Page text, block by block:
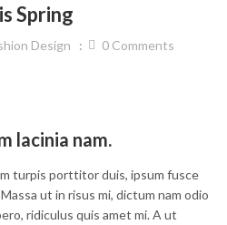
Spring
Design 0Comments
lacinia nam.
turpis porttitor duis, ipsum fusce
ut in risus mi, dictum nam odio
ridiculus quis amet mi. A ut